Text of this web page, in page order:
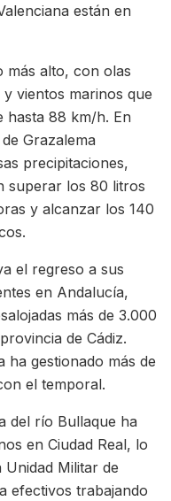
están en
más alto, con olas
vientos marinos que
hasta 88 km/h. En
Grazalema
precipitaciones,
superar los 80 litros
y alcanzar los 140
el regreso a sus
en Andalucía,
más de 3.000
de Cádiz.
ha gestionado más de
el temporal.
del río Bullaque ha
en Ciudad Real, lo
Militar de
efectivos trabajando